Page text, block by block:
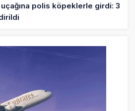
polis köpeklerle girdi: 3
uçağı Hezarfen yakınında
ilk uçağını Starlink internetiyle